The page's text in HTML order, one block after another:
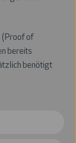
(Proof of
bereits
benötigt